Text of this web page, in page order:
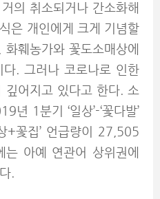
의 취소되거나 간소화해
은 개인에게 크게 기념할
훼농가와 꽃도소매상에
. 그러나 코로나로 인한
깊어지고 있다고 한다. 소
년 1분기 ‘일상’-‘꽃다발’
+꽃집’ 언급량이 27,505
아예 연관어 상위권에
.